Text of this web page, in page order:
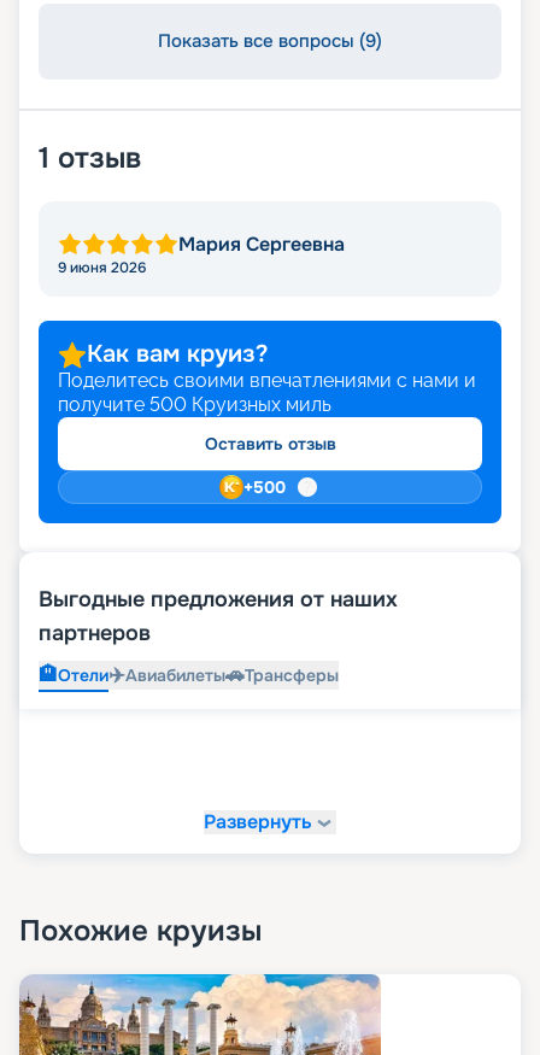
Показать все вопросы (9)
1 отзыв
Мария Сергеевна
9 июня 2026
Как вам круиз?
Поделитесь своими впечатлениями с нами и
получите 500 Круизных миль
Оставить отзыв
+500
Выгодные предложения от наших
партнеров
🏨Отели✈️Авиабилеты🚗Трансферы
Развернуть
Похожие круизы